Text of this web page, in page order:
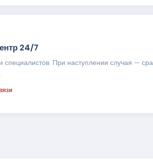
24/7
специалистов. При наступлении случая —